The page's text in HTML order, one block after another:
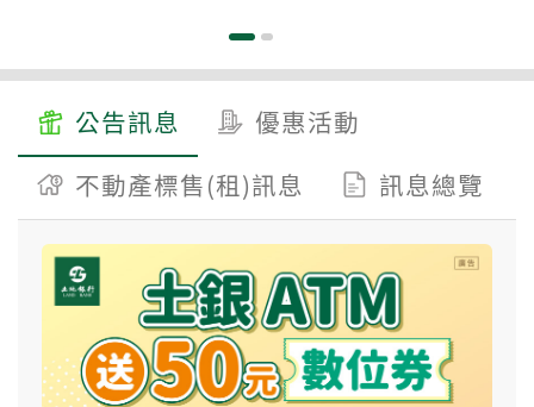
公告訊息
優惠活動
不動產標售(租)訊息
訊息總覽